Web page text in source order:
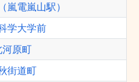
嵐電嵐山駅）
学大学前
原町
街道町